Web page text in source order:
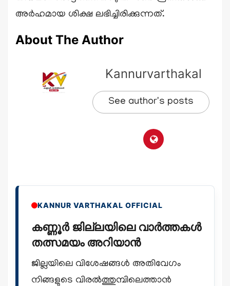
അർഹമായ ശിക്ഷ ലഭിച്ചിരിക്കുന്നത്.
About The Author
Kannurvarthakal
See author's posts
KANNUR VARTHAKAL OFFICIAL
കണ്ണൂർ ജില്ലയിലെ വാർത്തകൾ
തത്സമയം അറിയാൻ
ജില്ലയിലെ വിശേഷങ്ങൾ അതിവേഗം
നിങ്ങളുടെ വിരൽത്തുമ്പിലെത്താൻ